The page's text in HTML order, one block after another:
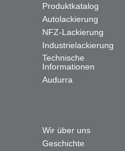
Produktkatalog
Autolackierung
NFZ-Lackierung
Industrielackierung
Technische
Informationen
Audurra
Wir über uns
Geschichte